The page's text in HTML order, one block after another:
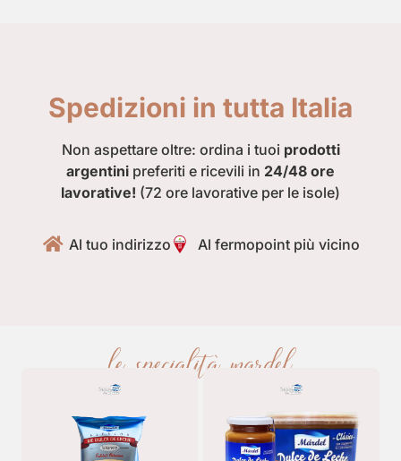
Spedizioni in tutta Italia
Non aspettare oltre: ordina i tuoi prodotti
argentini preferiti e ricevili in 24/48 ore
lavorative! (72 ore lavorative per le isole)
Al tuo indirizzo Al fermopoint più vicino
le specialità mardel